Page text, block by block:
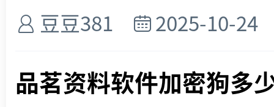
豆豆381 2025-10-24
品茗资料软件加密狗多